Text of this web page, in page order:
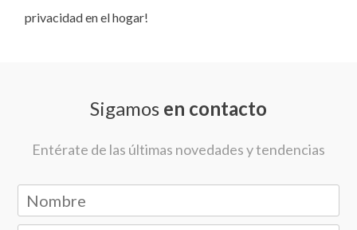
privacidad en el hogar!
Sigamos en contacto
Entérate de las últimas novedades y tendencias